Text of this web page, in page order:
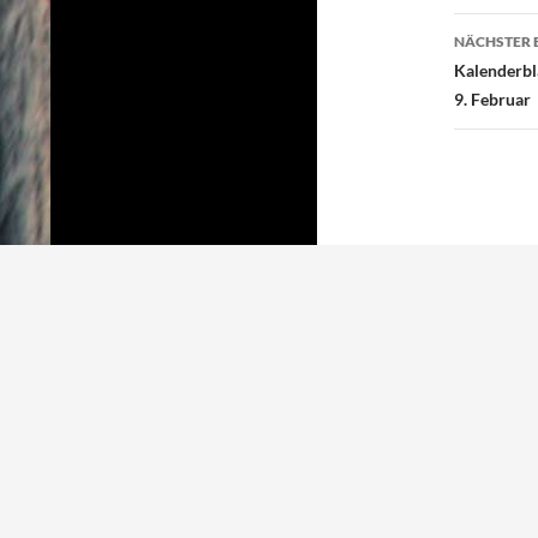
NÄCHSTER
9. Februar